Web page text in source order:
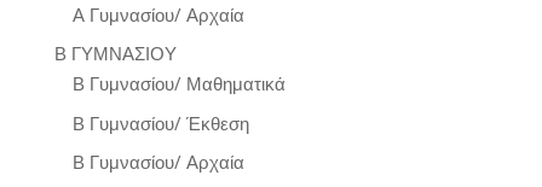
Α Γυμνασίου/ Αρχαία
Β ΓΥΜΝΑΣΙΟΥ
Β Γυμνασίου/ Μαθηματικά
Β Γυμνασίου/ Έκθεση
Β Γυμνασίου/ Αρχαία